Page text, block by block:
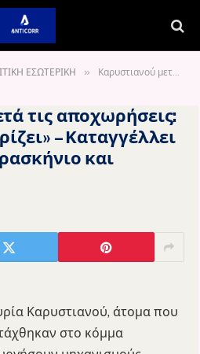
ΕΣΩΤΕΡΙΚΗ » Καρυστιανού μετά τις αποχωρήσεις: «Η ΕΛΠΙΔΑ καθαρίζει» – Καταγγέλλει εκβιασμούς, παρασκήνιο και «αρχηγιλίκια»
τις αποχωρήσεις:
– Καταγγέλλει
και
Καρυστιανού, άτομα που
στο κόμμα